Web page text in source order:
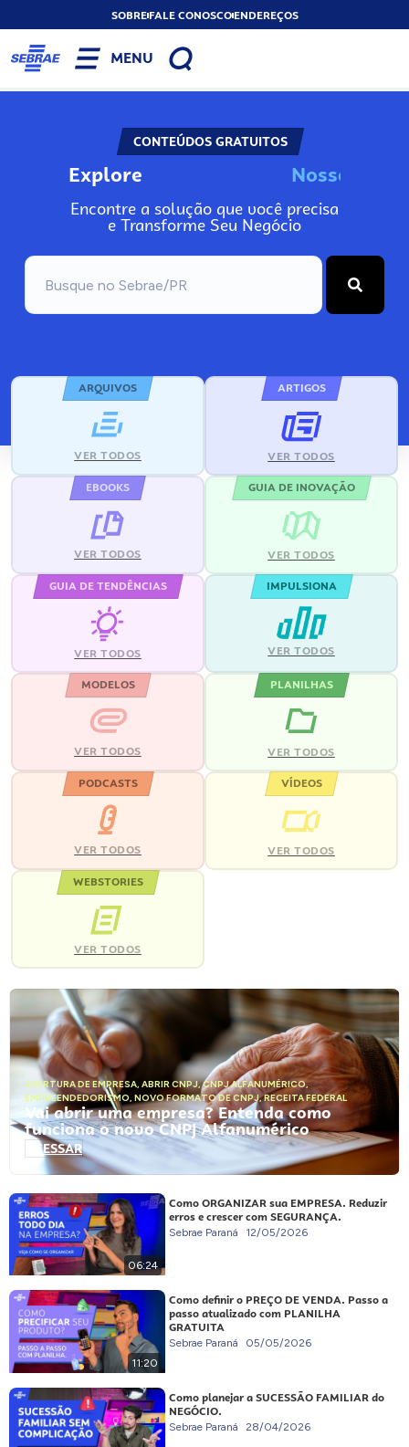
SOBREFALE CONOSCOENDEREÇOS
MENU
CONTEÚDOS GRATUITOS
Explore Nos
Encontre a solução que você precisa
e Transforme Seu Negócio
ARQUIVOS
VER TODOS
ARTIGOS
VER TODOS
EBOOKS
VER TODOS
GUIA DE INOVAÇÃO
VER TODOS
GUIA DE TENDÊNCIAS
VER TODOS
IMPULSIONA
VER TODOS
MODELOS
VER TODOS
PLANILHAS
VER TODOS
PODCASTS
VER TODOS
VÍDEOS
VER TODOS
WEBSTORIES
VER TODOS
ABERTURA DE EMPRESA, ABRIR CNPJ,CNPJ ALFANUMÉRICO,
EMPREENDEDORISMO, NOVO FORMATO DE CNPJ,RECEITA FEDERAL
Vai abrir uma empresa? Entenda como
funciona o novo CNPJ Alfanumérico
ACESSAR
06:24
Como ORGANIZAR sua EMPRESA. Reduzir
erros e crescer com SEGURANÇA.
Sebrae Paraná 12/05/2026
11:20
Como definir o PREÇO DE VENDA. Passo a
passo atualizado com PLANILHA
GRATUITA
Sebrae Paraná 05/05/2026
Como planejar a SUCESSÃO FAMILIAR do
NEGÓCIO.
Sebrae Paraná 28/04/2026